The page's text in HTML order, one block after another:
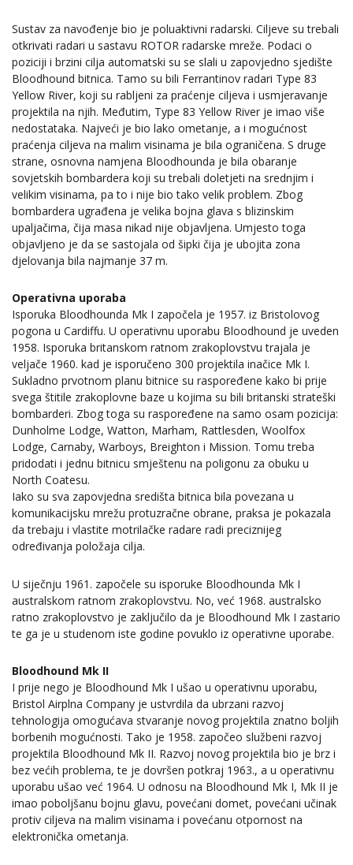
Sustav za navođenje bio je poluaktivni radarski. Ciljeve su trebali
otkrivati radari u sastavu ROTOR radarske mreže. Podaci o
poziciji i brzini cilja automatski su se slali u zapovjedno sjedište
Bloodhound bitnica. Tamo su bili Ferrantinov radari Type 83
Yellow River, koji su rabljeni za praćenje ciljeva i usmjeravanje
projektila na njih. Međutim, Type 83 Yellow River je imao više
nedostataka. Najveći je bio lako ometanje, a i mogućnost
praćenja ciljeva na malim visinama je bila ograničena. S druge
strane, osnovna namjena Bloodhounda je bila obaranje
sovjetskih bombardera koji su trebali doletjeti na srednjim i
velikim visinama, pa to i nije bio tako velik problem. Zbog
bombardera ugrađena je velika bojna glava s blizinskim
upaljačima, čija masa nikad nije objavljena. Umjesto toga
objavljeno je da se sastojala od šipki čija je ubojita zona
djelovanja bila najmanje 37 m.
Operativna uporaba
Isporuka Bloodhounda Mk I započela je 1957. iz Bristolovog
pogona u Cardiffu. U operativnu uporabu Bloodhound je uveden
1958. Isporuka britanskom ratnom zrakoplovstvu trajala je
veljače 1960. kad je isporučeno 300 projektila inačice Mk I.
Sukladno prvotnom planu bitnice su raspoređene kako bi prije
svega štitile zrakoplovne baze u kojima su bili britanski strateški
bombarderi. Zbog toga su raspoređene na samo osam pozicija:
Dunholme Lodge, Watton, Marham, Rattlesden, Woolfox
Lodge, Carnaby, Warboys, Breighton i Mission. Tomu treba
pridodati i jednu bitnicu smještenu na poligonu za obuku u
North Coatesu.
Iako su sva zapovjedna središta bitnica bila povezana u
komunikacijsku mrežu protuzračne obrane, praksa je pokazala
da trebaju i vlastite motrilačke radare radi preciznijeg
određivanja položaja cilja.
U siječnju 1961. započele su isporuke Bloodhounda Mk I
australskom ratnom zrakoplovstvu. No, već 1968. australsko
ratno zrakoplovstvo je zaključilo da je Bloodhound Mk I zastario
te ga je u studenom iste godine povuklo iz operativne uporabe.
Bloodhound Mk II
I prije nego je Bloodhound Mk I ušao u operativnu uporabu,
Bristol Airplna Company je ustvrdila da ubrzani razvoj
tehnologija omogućava stvaranje novog projektila znatno boljih
borbenih mogućnosti. Tako je 1958. započeo službeni razvoj
projektila Bloodhound Mk II. Razvoj novog projektila bio je brz i
bez većih problema, te je dovršen potkraj 1963., a u operativnu
uporabu ušao već 1964. U odnosu na Bloodhound Mk I, Mk II je
imao poboljšanu bojnu glavu, povećani domet, povećani učinak
protiv ciljeva na malim visinama i povećanu otpornost na
elektronička ometanja.